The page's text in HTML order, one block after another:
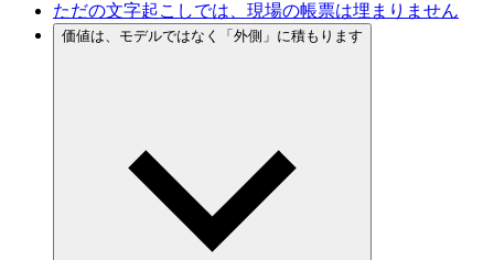
ただの文字起こしでは、 現場の帳票は埋まりません
価値は、 モデルではなく 「外側」に積もります